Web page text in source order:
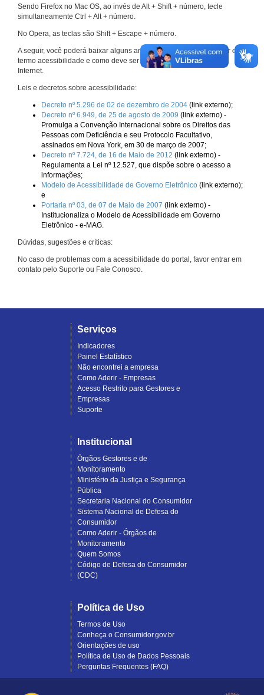
Sendo Firefox no Mac OS, ao invés de Alt + Shift + número, tecle
simultaneamente Ctrl + Alt + número.
No Opera, as teclas são Shift + Escape + número.
A seguir, você poderá baixar alguns arquivos que explicam melhor o
termo acessibilidade e como deve ser implementado nos sites da
Internet.
Leis e decretos sobre acessibilidade:
Decreto nº 5.296 de 02 de dezembro de 2004 (link externo);
Decreto nº 6.949, de 25 de agosto de 2009 (link externo) -
Promulga a Convenção Internacional sobre os Direitos das
Pessoas com Deficiência e seu Protocolo Facultativo,
assinados em Nova York, em 30 de março de 2007;
Decreto nº 7.724, de 16 de Maio de 2012 (link externo) -
Regulamenta a Lei nº 12.527, que dispõe sobre o acesso a
informações;
Modelo de Acessibilidade de Governo Eletrônico (link externo);
e
Portaria nº 03, de 07 de Maio de 2007 (link externo) -
Institucionaliza o Modelo de Acessibilidade em Governo
Eletrônico - e-MAG.
Dúvidas, sugestões e críticas:
No caso de problemas com a acessibilidade do portal, favor entrar em
contato pelo Suporte ou Fale Conosco.
Serviços
Indicadores
Painel Estatístico
Não encontrei a empresa
Como Aderir - Empresas
Acesso Restrito para Gestores e
Empresas
Suporte
Institucional
Órgãos Gestores e de
Monitoramento
Ministério da Justiça e Segurança
Pública
Secretaria Nacional do Consumidor
Sistema Nacional de Defesa do
Consumidor
Como Aderir - Órgãos de
Monitoramento
Quem Somos
Código de Defesa do Consumidor
(CDC)
Política de Uso
Termos de Uso
Conheça o Consumidor.gov.br
Orientações de uso
Política de Uso de Dados Pessoais
Perguntas Frequentes (FAQ)